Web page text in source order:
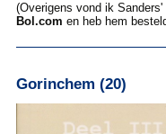
(Overigens vond ik
Bol.com en heb hem
Gorinchem (20)